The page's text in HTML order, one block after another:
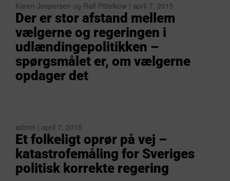
Karen Jespersen og Ralf Pittelkow | april 7, 2015
Der er stor afstand mellem
vælgerne og regeringen i
udlændingepolitikken –
spørgsmålet er, om vælgerne
opdager det
admin | april 7, 2015
Et folkeligt oprør på vej –
katastrofemåling for Sveriges
politisk korrekte regering